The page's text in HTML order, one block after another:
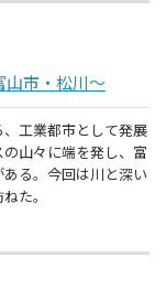
山市・松川～
工業都市として発展
山々に端を発し、富
る。今回は川と深い
た。